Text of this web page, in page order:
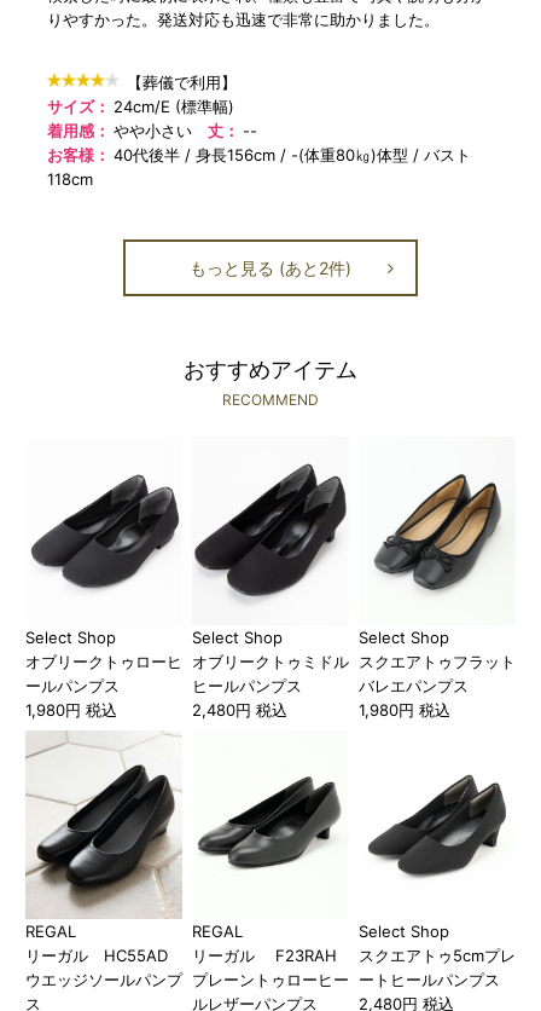
りやすかった。発送対応も迅速で非常に助かりました。
【葬儀で利用】
サイズ： 24cm/E (標準幅)
着用感：やや小さい 丈： --
お客様：40代後半 身長156cm -(体重80㎏)体型
バスト
118cm
もっと見る (あと2件)
おすすめアイテム
RECOMMEND
Select Shop
オブリークトゥローヒ
ールパンプス
1,980円 税込
Select Shop
オブリークトゥミドル
ヒールパンプス
2,480円 税込
Select Shop
スクエアトゥフラット
バレエパンプス
1,980円 税込
REGAL
リーガル HC55AD
ウエッジソールパンプ
ス
REGAL
リーガル F23RAH
プレーントゥローヒー
ルレザーパンプス
Select Shop
スクエアトゥ5cmプレ
ートヒールパンプス
2,480円 税込